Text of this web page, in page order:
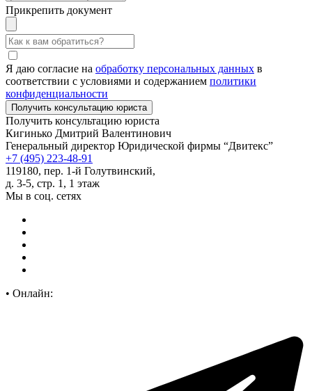
Прикрепить документ
Я даю согласие на обработку персональных данных в
соответствии с условиями и содержанием политики
конфиденциальности
Получить консультацию юриста
Кигинько Дмитрий Валентинович
Генеральный директор Юридической фирмы “Двитекс”
+7 (495) 223-48-91
119180, пер. 1-й Голутвинский,
д. 3-5, стр. 1, 1 этаж
Мы в соц. сетях
• Онлайн: